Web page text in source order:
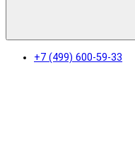
+7 (499) 600-59-33